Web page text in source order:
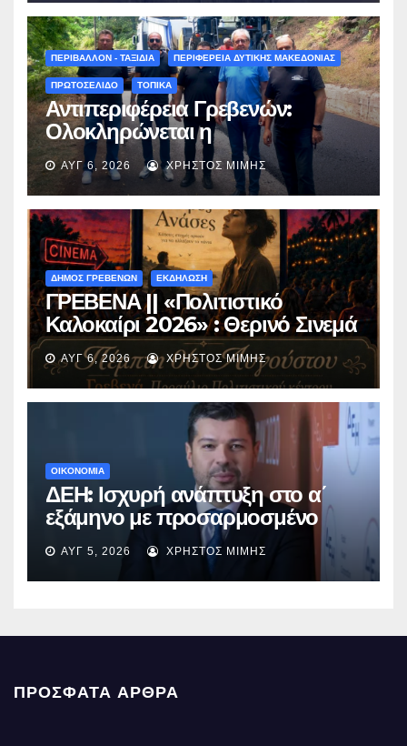
περιμένουμε όλους το Σάββατο
στη Μυρσίνα Γρεβενών !» –
(audio)
ΠΕΡΙΒΑΛΛΟΝ - ΤΑΞΙΔΙΑ ΠΕΡΙΦΕΡΕΙΑ ΔΥΤΙΚΗΣ ΜΑΚΕΔΟΝΙΑΣ
ΠΡΩΤΟΣΕΛΙΔΟ ΤΟΠΙΚΑ
Αντιπεριφέρεια Γρεβενών:
Ολοκληρώνεται η
ασφαλτόστρωση της οδού
Περιβόλι – Αβδέλλα
ΑΥΓ 6, 2026 ΧΡΉΣΤΟΣ ΜΊΜΗΣ
ΔΗΜΟΣ ΓΡΕΒΕΝΩΝ ΕΚΔΗΛΩΣΗ
ΓΡΕΒΕΝΑ || «Πολιτιστικό
Καλοκαίρι 2026» : Θερινό Σινεμά
με την βραβευμένη ταινία
«Μικρές Ανάσες».
ΑΥΓ 6, 2026 ΧΡΉΣΤΟΣ ΜΊΜΗΣ
ΟΙΚΟΝΟΜΙΑ
ΔΕΗ: Ισχυρή ανάπτυξη στο α΄
εξάμηνο με προσαρμοσμένο
EBITDA στα €1,2 δισ.
ΑΥΓ 5, 2026 ΧΡΉΣΤΟΣ ΜΊΜΗΣ
ΠΡΌΣΦΑΤΑ ΆΡΘΡΑ